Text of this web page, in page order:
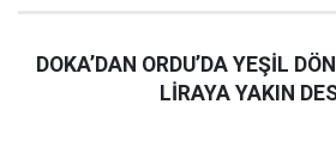
DOKA’DAN ORDU’DA YEŞİL
LİRAYA YAKIN